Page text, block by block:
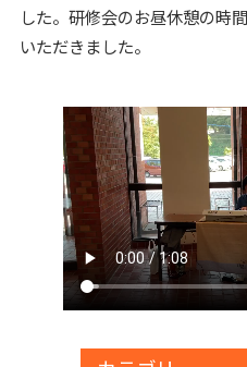
した。研修会のお昼休憩の時
いただきました。